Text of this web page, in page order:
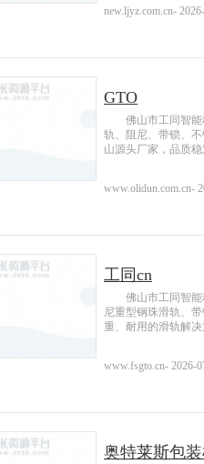
new.ljyz.com.cn-
GTO
佛山市工同智
轨、阻尼、带锁、
山源头厂家，品质稳
www.olidun.com.cn-
工同cn
佛山市工同智
尼重型钢珠滑轨、
重、耐用的滑轨解
www.fsgto.cn- 2026-
奥特莱斯包